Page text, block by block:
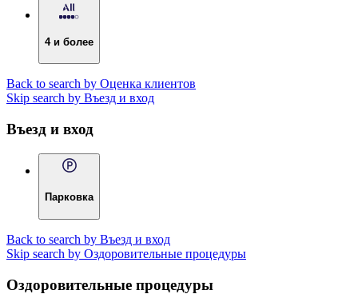
4 и более
Back to search by Оценка клиентов
Skip search by Въезд и вход
Въезд и вход
Парковка
Back to search by Въезд и вход
Skip search by Оздоровительные процедуры
Оздоровительные процедуры